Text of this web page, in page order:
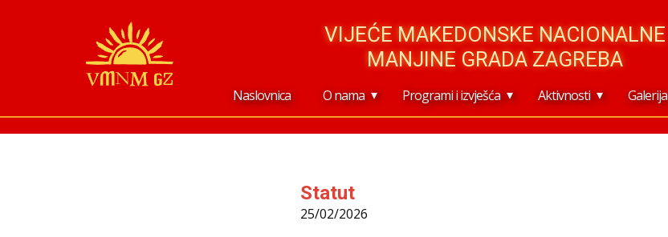
VIJEĆE MAKEDONSKE NACIONALNE
MANJINE GRADA ZAGREBA
Naslovnica O nama Programi i izvješća Aktivnosti Galerija
Statut
25/02/2026